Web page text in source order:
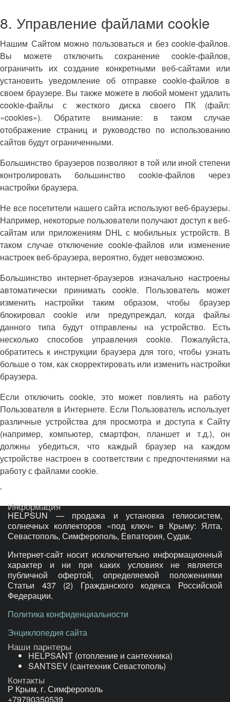
8. Управление файлами cookie
Нашим Сайтом можно пользоваться и без cookie-файлов.
Вы можете отключить сохранение cookie-файлов,
ограничить их создание конкретными веб-сайтами или
установить уведомление об отправке cookie-файлов в
своем браузере. Вы также можете в любой момент удалить
cookie-файлы с жесткого диска своего ПК (файл:
«cookies»). Обратите внимание: в таком случае
отображение страниц и руководство по использованию
сайтов будут ограниченными.
Большинство браузеров позволяют в той или иной степени
контролировать большинство cookie-файлов через
настройки браузера.
Не все посетители нашего сайта используют веб-браузеры.
Например, некоторые пользователи получают доступ к веб-
сайтам или приложениям DHL с мобильных устройств. В
таком случае отключение cookie-файлов или изменение
настроек веб-браузера, вероятно, будет невозможно.
Большинство интернет-браузеров изначально настроены
автоматически принимать cookie. Пользователь может
изменить настройки таким образом, чтобы браузер
блокировал cookie или предупреждал, когда файлы
данного типа будут отправлены на устройство. Есть
несколько способов управления cookie. Пожалуйста,
обратитесь к инструкции браузера для того, чтобы узнать
больше о том, как скорректировать или изменить настройки
браузера.
Если отключить cookie, это может повлиять на работу
Пользователя в Интернете. Если Пользователь использует
различные устройства для просмотра и доступа к Сайту
(например, компьютер, смартфон, планшет и т.д.), он
должны убедиться, что каждый браузер на каждом
устройстве настроен в соответствии с предпочтениями на
работу с файлами cookie.
`
Информация
HELPSUN — продажа и установка гелиосистем,
солнечных коллекторов «под ключ» в Крыму: Ялта,
Севастополь, Симферополь, Евпатория, Судак.
Интернет-сайт носит исключительно информационный
характер и ни при каких условиях не является
публичной офертой, определяемой положениями
Статьи 437 (2) Гражданского кодекса Российской
Федерации.
Политика конфиденциальности
Энциклопедия сайта
Наши парнтеры
HELPSANT (отопление и сантехника)
SANTSEV (сантехник Севастополь)
Контакты
Р Крым, г. Симферополь
+79790350539